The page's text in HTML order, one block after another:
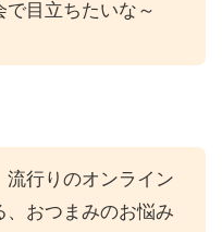
目立ちたいな～
流行りのオンライン
、おつまみのお悩み